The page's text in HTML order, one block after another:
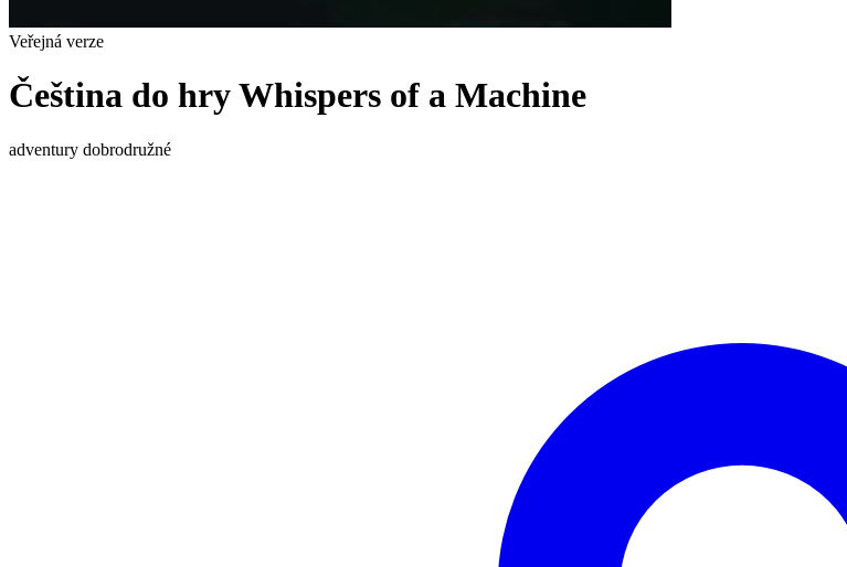
Veřejná verze
Čeština do hry Whispers of a Machine
adventury dobrodružné